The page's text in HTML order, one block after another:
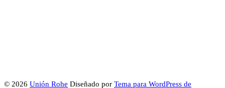
© 2026 Unión Rohe Diseñado por Tema para WordPress de